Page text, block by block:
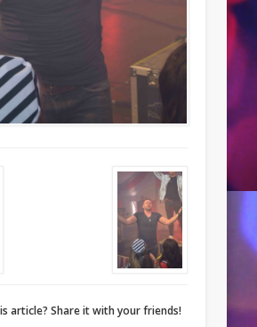
article? Share it with your friends!